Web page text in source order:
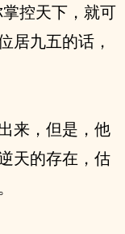
控天下，就可
居九五的话，
来，但是，他
天的存在，估